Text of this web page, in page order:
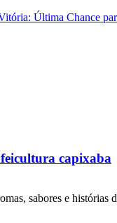
Última Chance
capixaba
sabores e histórias